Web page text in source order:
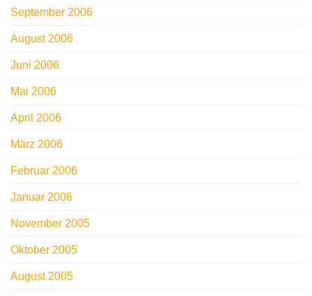
September 2006
August 2006
Juni 2006
Mai 2006
April 2006
März 2006
Februar 2006
Januar 2006
November 2005
Oktober 2005
August 2005